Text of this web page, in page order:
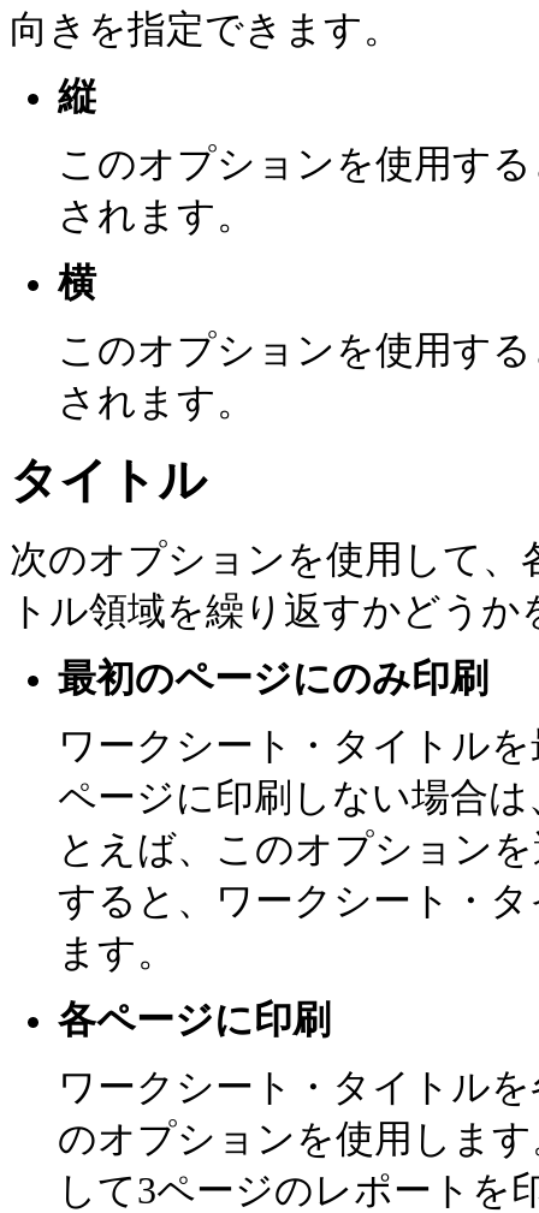
向きを指定できます。
縦
このオプションを使用す
されます。
横
このオプションを使用す
されます。
タイトル
次のオプションを使用して
トル領域を繰り返すかどう
最初のページにのみ印刷
ワークシート・タイトル
ページに印刷しない場合
とえば、このオプション
すると、ワークシート・
ます。
各ページに印刷
ワークシート・タイトル
のオプションを使用しま
して3ページのレポートを